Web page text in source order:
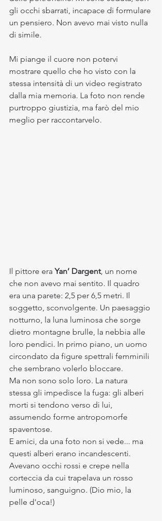
gli occhi sbarrati, incapace di formulare
un pensiero. Non avevo mai visto nulla
di simile.
Mi piange il cuore non potervi
mostrare quello che ho visto con la
stessa intensità di un video registrato
dalla mia memoria. La foto non rende
purtroppo giustizia, ma farò del mio
meglio per raccontarvelo.
Il pittore era Yan’ Dargent, un nome
che non avevo mai sentito. Il quadro
era una parete: 2,5 per 6,5 metri. Il
soggetto, sconvolgente. Un paesaggio
notturno, la luna luminosa che sorge
dietro montagne brulle, la nebbia alle
loro pendici. In primo piano, un uomo
circondato da figure spettrali femminili
che sembrano volerlo bloccare.
Ma non sono solo loro. La natura
stessa gli impedisce la fuga: gli alberi
morti si tendono verso di lui,
assumendo forme antropomorfe
spaventose.
E amici, da una foto non si vede... ma
questi alberi erano incandescenti.
Avevano occhi rossi e crepe nella
corteccia da cui trapelava un rosso
luminoso, sanguigno. (Dio mio, la
pelle d'oca!)